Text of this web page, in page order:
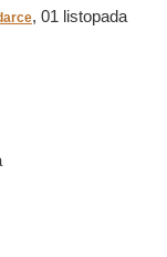
, 01 listopada